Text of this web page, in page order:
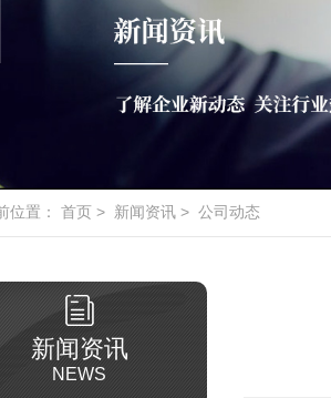
位置： 首页> 新闻资讯> 公司动态
新闻资讯
NEWS